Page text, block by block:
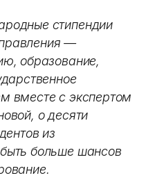
стипендии
—
образование,
вместе с экспертом
о десяти
из
больше шансов